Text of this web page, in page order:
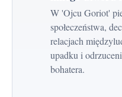
W 'Ojcu Goriot'
społeczeństwa,
relacjach
upadku i
bohatera.